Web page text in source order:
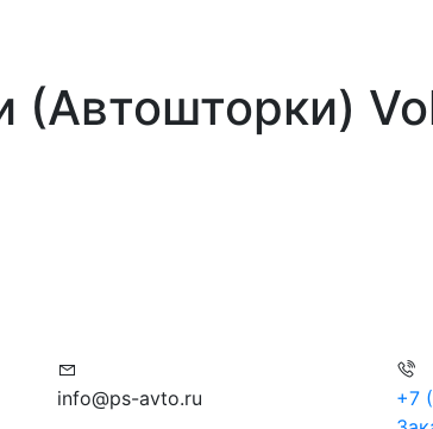
(Автошторки)
info@ps-avto.ru
+7